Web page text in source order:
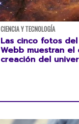
CIENCIA Y TECNOLOGÍA
Las cinco fotos del
Webb muestran el
creación del